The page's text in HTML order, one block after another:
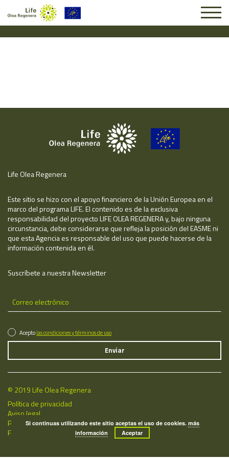
Solicitud #24722
Life Olea Regenera
Este sitio se hizo con el apoyo financiero de la Unión Europea en el
marco del programa LIFE. El contenido es de la exclusiva
responsabilidad del proyecto LIFE OLEA REGENERA y, bajo ninguna
circunstancia, debe considerarse que refleja la posición del EASME ni
que esta Agencia es responsable del uso que puede hacerse de la
información contenida en él.
Suscríbete a nuestra Newsletter
Aceptolas condiciones y términos de uso
© 2019 Life Olea Regenera
Política de privacidad
Aviso legal
Política de cookies
Fecha de última actualización: 06/08/2026
Si continuas utilizando este sitio aceptas el uso de cookies.más
información
Aceptar